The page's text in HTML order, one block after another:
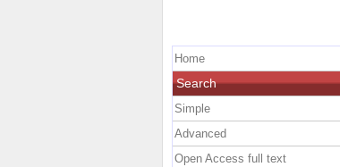
Home
Search
Simple
Advanced
Open Access full text